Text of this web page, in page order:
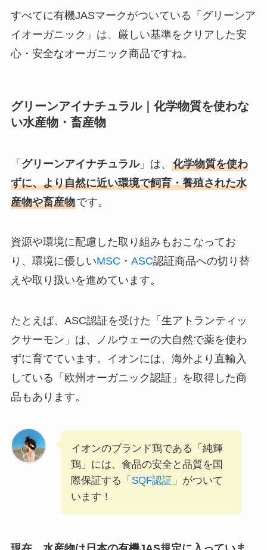
すべてに有機JASマークがついている「グリーンア
イオーガニック」は、厳しい基準をクリアした安
心・安全なオーガニック商品ですね。
グリーンアイナチュラル｜化学物質を使わな
い水産物・畜産物
「 グリーンアイナチュラル」は、 化学物質を使わ
ずに、より自然に近い環境で飼育・養殖された水
産物や畜産物です。
資源や環境に配慮した取り組みもおこなってお
り、環境に優しいMSC ・ ASC認証商品への切り替
えや取り扱いを進めています。
たとえば、ASC認証を受けた「生アトランティッ
クサーモン」は、ノルウェーの大自然で薬を使わ
ずに育てています。イオンには、海外より直輸入
している「欧州オーガニック認証」を取得した商
品もあります。
イオンのブランド鶏である「純輝
鶏」には、食品の安全と品質を国
際保証する「 SQF認証 」がついて
います！